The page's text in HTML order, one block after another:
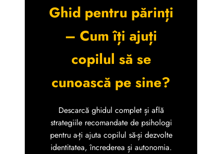
Ghid pentru părinți
– Cum îți ajuți
copilul să se
cunoască pe sine?
Descarcă ghidul complet și află
strategiile recomandate de psihologi
pentru a-ți ajuta copilul să-și dezvolte
identitatea, încrederea și autonomia.